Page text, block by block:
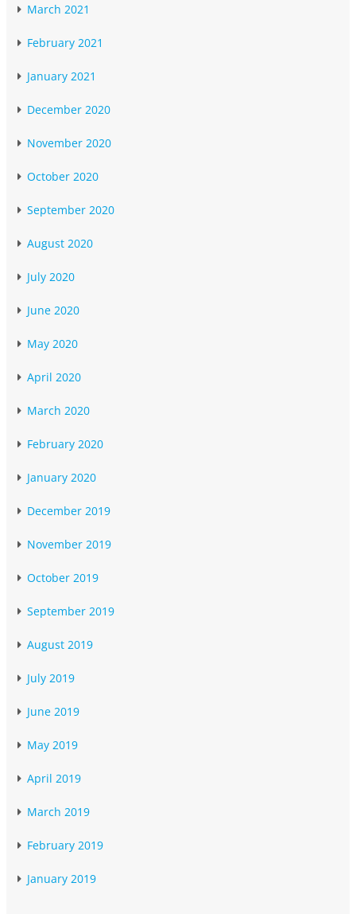
March 2021
February 2021
January 2021
December 2020
November 2020
October 2020
September 2020
August 2020
July 2020
June 2020
May 2020
April 2020
March 2020
February 2020
January 2020
December 2019
November 2019
October 2019
September 2019
August 2019
July 2019
June 2019
May 2019
April 2019
March 2019
February 2019
January 2019